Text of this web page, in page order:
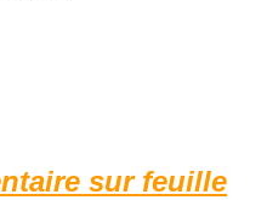
sur feuille